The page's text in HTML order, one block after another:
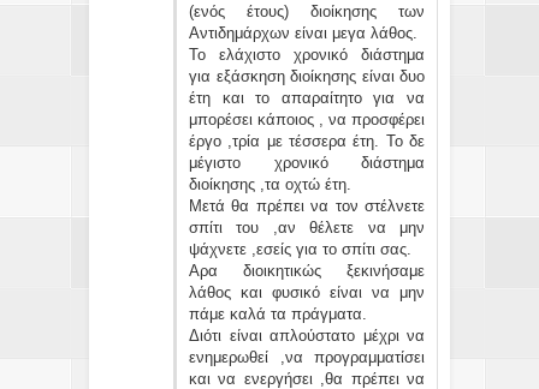
(ενός έτους) διοίκησης των
Αντιδημάρχων είναι μεγα λάθος.
Το ελάχιστο χρονικό διάστημα
για εξάσκηση διοίκησης είναι δυο
έτη και το απαραίτητο για να
μπορέσει κάποιος , να προσφέρει
έργο ,τρία με τέσσερα έτη. Το δε
μέγιστο χρονικό διάστημα
διοίκησης ,τα οχτώ έτη.
Μετά θα πρέπει να τον στέλνετε
σπίτι του ,αν θέλετε να μην
ψάχνετε ,εσείς για το σπίτι σας.
Αρα διοικητικώς ξεκινήσαμε
λάθος και φυσικό είναι να μην
πάμε καλά τα πράγματα.
Διότι είναι απλούστατο μέχρι να
ενημερωθεί ,να προγραμματίσει
και να ενεργήσει ,θα πρέπει να